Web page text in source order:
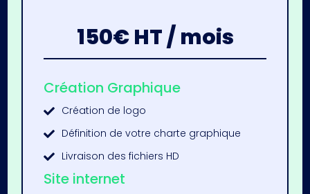
150€ HT / mois
Création Graphique
 Création de logo
 Définition de votre charte graphique
 Livraison des fichiers HD
Site internet